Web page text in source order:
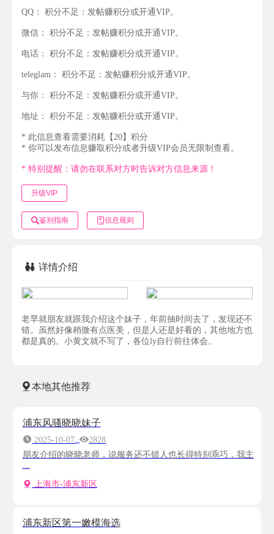
QQ： 积分不足：发帖赚积分或开通VIP。
微信： 积分不足：发帖赚积分或开通VIP。
电话： 积分不足：发帖赚积分或开通VIP。
teleglam： 积分不足：发帖赚积分或开通VIP。
与你： 积分不足：发帖赚积分或开通VIP。
地址： 积分不足：发帖赚积分或开通VIP。
* 此信息查看需要消耗【20】积分
* 你可以发布信息赚取积分或者升级VIP会员无限制查看。
* 特别提醒：请勿在联系对方时告诉对方信息来源！
升级VIP
鉴别指南 信息规则
详情介绍
老早就朋友就跟我介绍这个妹子，年前抽时间去了，发现还不
错。虽然好像稍微有点医美，但是人还是好看的，其他地方也
都是真的。小黄文就不写了，各位ly自行前往体会。
本地其他推荐
浦东风骚晓晓妹子
2025-10-07
2828
朋友介绍的晓晓老师，说服务还不错人也长得特别乖巧，我主
...
上海市-浦东新区
浦东新区第一嫩模海选